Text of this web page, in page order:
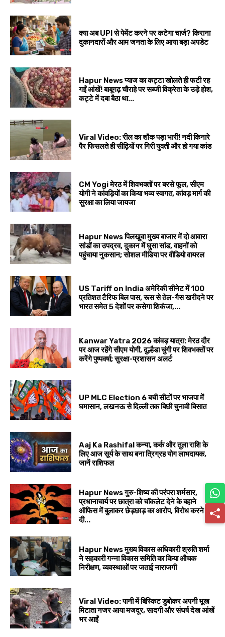
क्या अब UPI से पेमेंट करने पर कटेगा चार्ज? किराना
दुकानदारों और आम जनता के लिए आया बड़ा अपडेट
Hapur News प्याज का कट्टा खोलते ही फटी रह
गईं आंखें! बाबूगढ़ चौराहे पर सब्जी विक्रेता के उड़े होश,
कट्टे में दबा बैठा था...
Viral Video: रील का शौक पड़ा भारी! नदी किनारे
पैर फिसलते ही सीढ़ियों पर गिरी युवती और हो गया कांड
CM Yogi मेरठ में शिवभक्तों पर बरसे फूल, सीएम
योगी ने कांवड़ियों का किया भव्य स्वागत, कांवड़ मार्ग की
सुरक्षा का लिया जायजा
Hapur News पिलखुवा मुख्य बाजार में दो आवारा
सांडों का उपद्रव, दुकान में घुसा सांड, वाहनों को
पहुंचाया नुकसान; सोशल मीडिया पर वीडियो वायरल
US Tariff on India अमेरिकी सीनेट में 100
प्रतिशत टैरिफ बिल पास, रूस से तेल-गैस खरीदने पर
भारत समेत 5 देशों पर कसेगा शिकंजा,...
Kanwar Yatra 2026 कांवड़ यात्रा: मेरठ दौर
पर आज रहेंगे सीएम योगी, दुल्हैडा चुंगी पर शिवभक्तों पर
करेंगे पुष्पवर्षा; सुरक्षा-प्रशासन अलर्ट
UP MLC Election 6 बची सीटों पर भाजपा में
घमासान, लखनऊ से दिल्ली तक बिछी चुनावी बिसात
Aaj Ka Rashifal कन्या, कर्क और तुला राशि के
लिए आज सूर्य के साथ बना त्रिग्रह योग लाभदायक,
जानें राशिफल
Hapur News गुरु-शिष्य की परंपरा शर्मसार,
प्रधानाचार्य पर छात्रा को चॉकलेट देने के बहाने
ऑफिस में बुलाकर छेड़छाड़ का आरोप, विरोध करने पर
दी...
Hapur News मुख्य विकास अधिकारी श्रुति शर्मा
ने सहकारी गन्ना विकास समिति का किया औचक
निरीक्षण, व्यवस्थाओं पर जताई नाराजगी
Viral Video: पानी में बिस्किट डुबोकर अपनी भूख
मिटाता नजर आया मजदूर, सादगी और संघर्ष देख आंखें
भर आईं